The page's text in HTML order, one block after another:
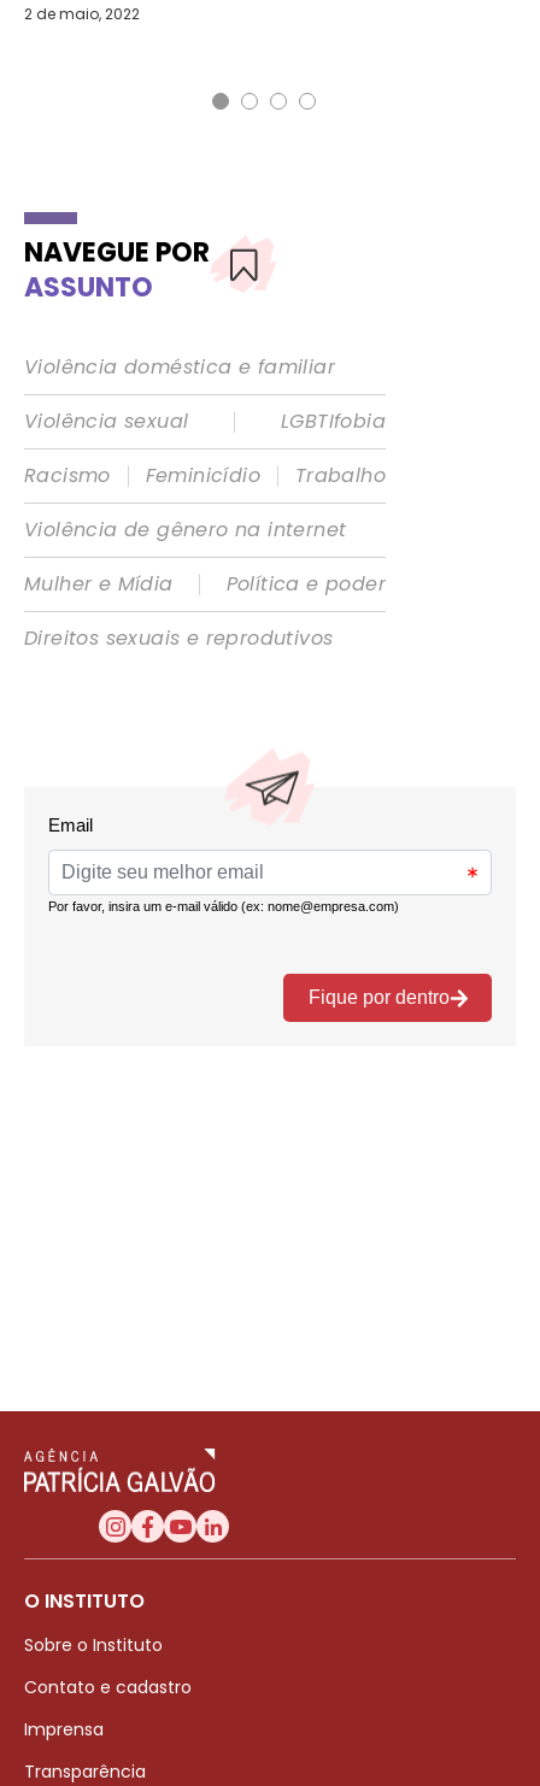
2 de maio, 2022
NAVEGUE POR
ASSUNTO
Violência doméstica e familiar
Violência sexual
|
LGBTIfobia
Racismo
| Feminicídio |
Trabalho
Violência de gênero na internet
Mulher e Mídia
|
Política e poder
Direitos sexuais e reprodutivos
O INSTITUTO
Sobre o Instituto
Contato e cadastro
Imprensa
Transparência